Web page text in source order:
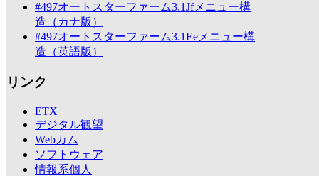
#497オートスターファーム3.1Jfメニュー構
造（カナ版）
#497オートスターファーム3.1Eeメニュー構
造（英語版）
リンク
ETX
デジタル観望
Webカム
ソフトウェア
情報系個人